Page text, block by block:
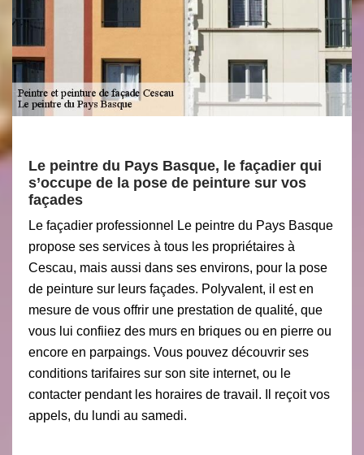
Le peintre du Pays Basque, le façadier qui
s’occupe de la pose de peinture sur vos
façades
Le façadier professionnel Le peintre du Pays Basque
propose ses services à tous les propriétaires à
Cescau, mais aussi dans ses environs, pour la pose
de peinture sur leurs façades. Polyvalent, il est en
mesure de vous offrir une prestation de qualité, que
vous lui confiiez des murs en briques ou en pierre ou
encore en parpaings. Vous pouvez découvrir ses
conditions tarifaires sur son site internet, ou le
contacter pendant les horaires de travail. Il reçoit vos
appels, du lundi au samedi.